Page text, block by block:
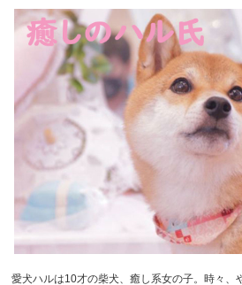
愛犬ハルは10才の柴犬、癒し系女の子。時々、